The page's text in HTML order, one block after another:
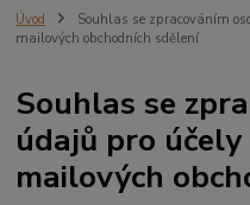
Úvod
Souhlas se zpracováním
mailových obchodních sdělení
Souhlas se
údajů pro
mailových